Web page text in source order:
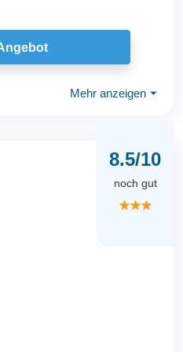
Mehr anzeigen ⏷
8.5/10
noch gut
★★★